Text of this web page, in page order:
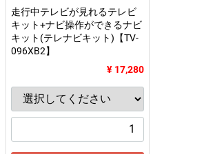
走行中テレビが見れるテレビ
キット+ナビ操作ができるナビ
キット(テレナビキット)【TV-
096XB2】
¥ 17,280